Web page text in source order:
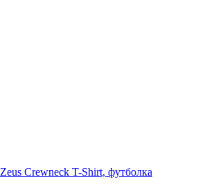
Zeus Crewneck T-Shirt, футболка